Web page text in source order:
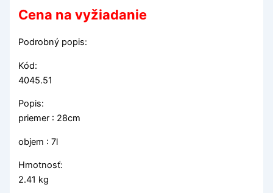
Cena na vyžiadanie
Podrobný popis:
Kód:
4045.51
Popis:
priemer : 28cm
objem : 7l
Hmotnosť:
2.41 kg